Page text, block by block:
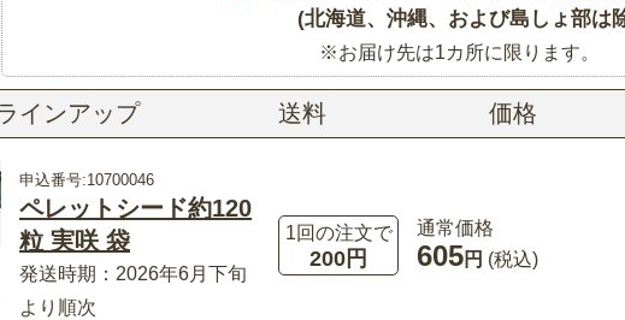
(北海道、沖縄、および島しょ部は
※お届け先は1カ所に限ります。
インアップ 送料 価格
申込番号:10700046
ペレットシード約120
粒 実咲 袋
発送時期：2026年6月下旬
より順次
1回の注文で
200円
通常価格
605円 (税込)